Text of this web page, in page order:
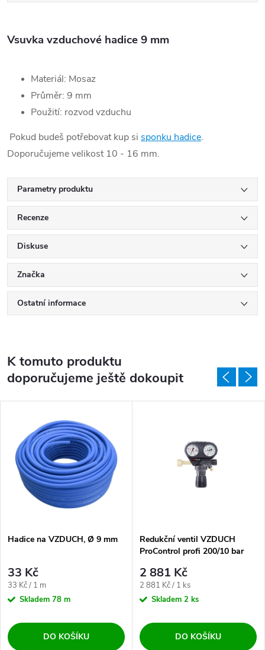
Vsuvka vzduchové hadice 9 mm
Materiál: Mosaz
Průměr: 9 mm
Použití: rozvod vzduchu
Pokud budeš potřebovat kup si sponku hadice.
Doporučujeme velikost 10 - 16 mm.
Parametry produktu
Recenze
Diskuse
Značka
Ostatní informace
K tomuto produktu
doporučujeme ještě dokoupit
Hadice na VZDUCH, Ø 9 mm
33 Kč
Měrná cena:
33 Kč / 1 m
Skladem 78 m
DO KOŠÍKU
Redukční ventil VZDUCH
ProControl profi 200/10 bar
2 881 Kč
Měrná cena:
2 881 Kč / 1 ks
Skladem 2 ks
DO KOŠÍKU